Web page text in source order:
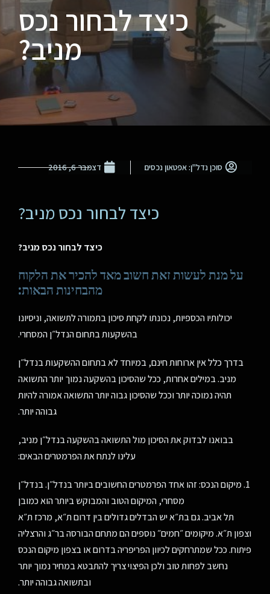
כיצד לבחור נכס
מניב?
סוכן נדל"ן: אפטאון נכסים דצמבר 6, 2016
כיצד לבחור נכס מניב?
כיצד לבחור נכס מניב?
על מנת לעשות זאת חשוב מאד להכיר את הלקוח
מהבחינות הבאות:
יכולותיו הכספיות, נכונתו לקחת סיכון בתמורה לתשואה, וניסיונו
בהשקעות בתחום הנדל״ן המסחרי.
בדרך כלל אין ארוחות חינם, במיוחד לא בתחום ההשקעות בנדל״ן
מניב. במילים אחרות, ככל שהסיכון בהשקעה נמוך יותר התשואה
תהיה נמוכה יותר וככל שהסיכון גבוה יותר התשואה אמורה להיות
גבוהה יותר.
בבואנו לבדוק את הסיכון מול התשואה בהשקעה בנדל״ן מניב,
עלינו לנתח את הפרמטרים הבאים:
1. מיקום הנכס: זהו אחד הפרמטרים החשובים ביותר בנדל״ן. בנדל״ן
מסחרי, המיקום הטוב והמבוקש ביותר הוא כמובן
תל אביב. גם בת״א יש הבדלים גדולים בין דרום ת״א, מרכז ת״א
וצפון ת״א. מיקומים ״חמים״ נוספים הם מתחם הבורסה בר״ג והרצליה
פיתוח. ככל שמתרחקים לכיוון הפריפריה בדרום או בצפון מיקום הנכס
נחשב לפחות טוב ולכן הפיצוי צריך להתבטא במחיר נמוך יותר
ובתשואה גבוהה יותר.